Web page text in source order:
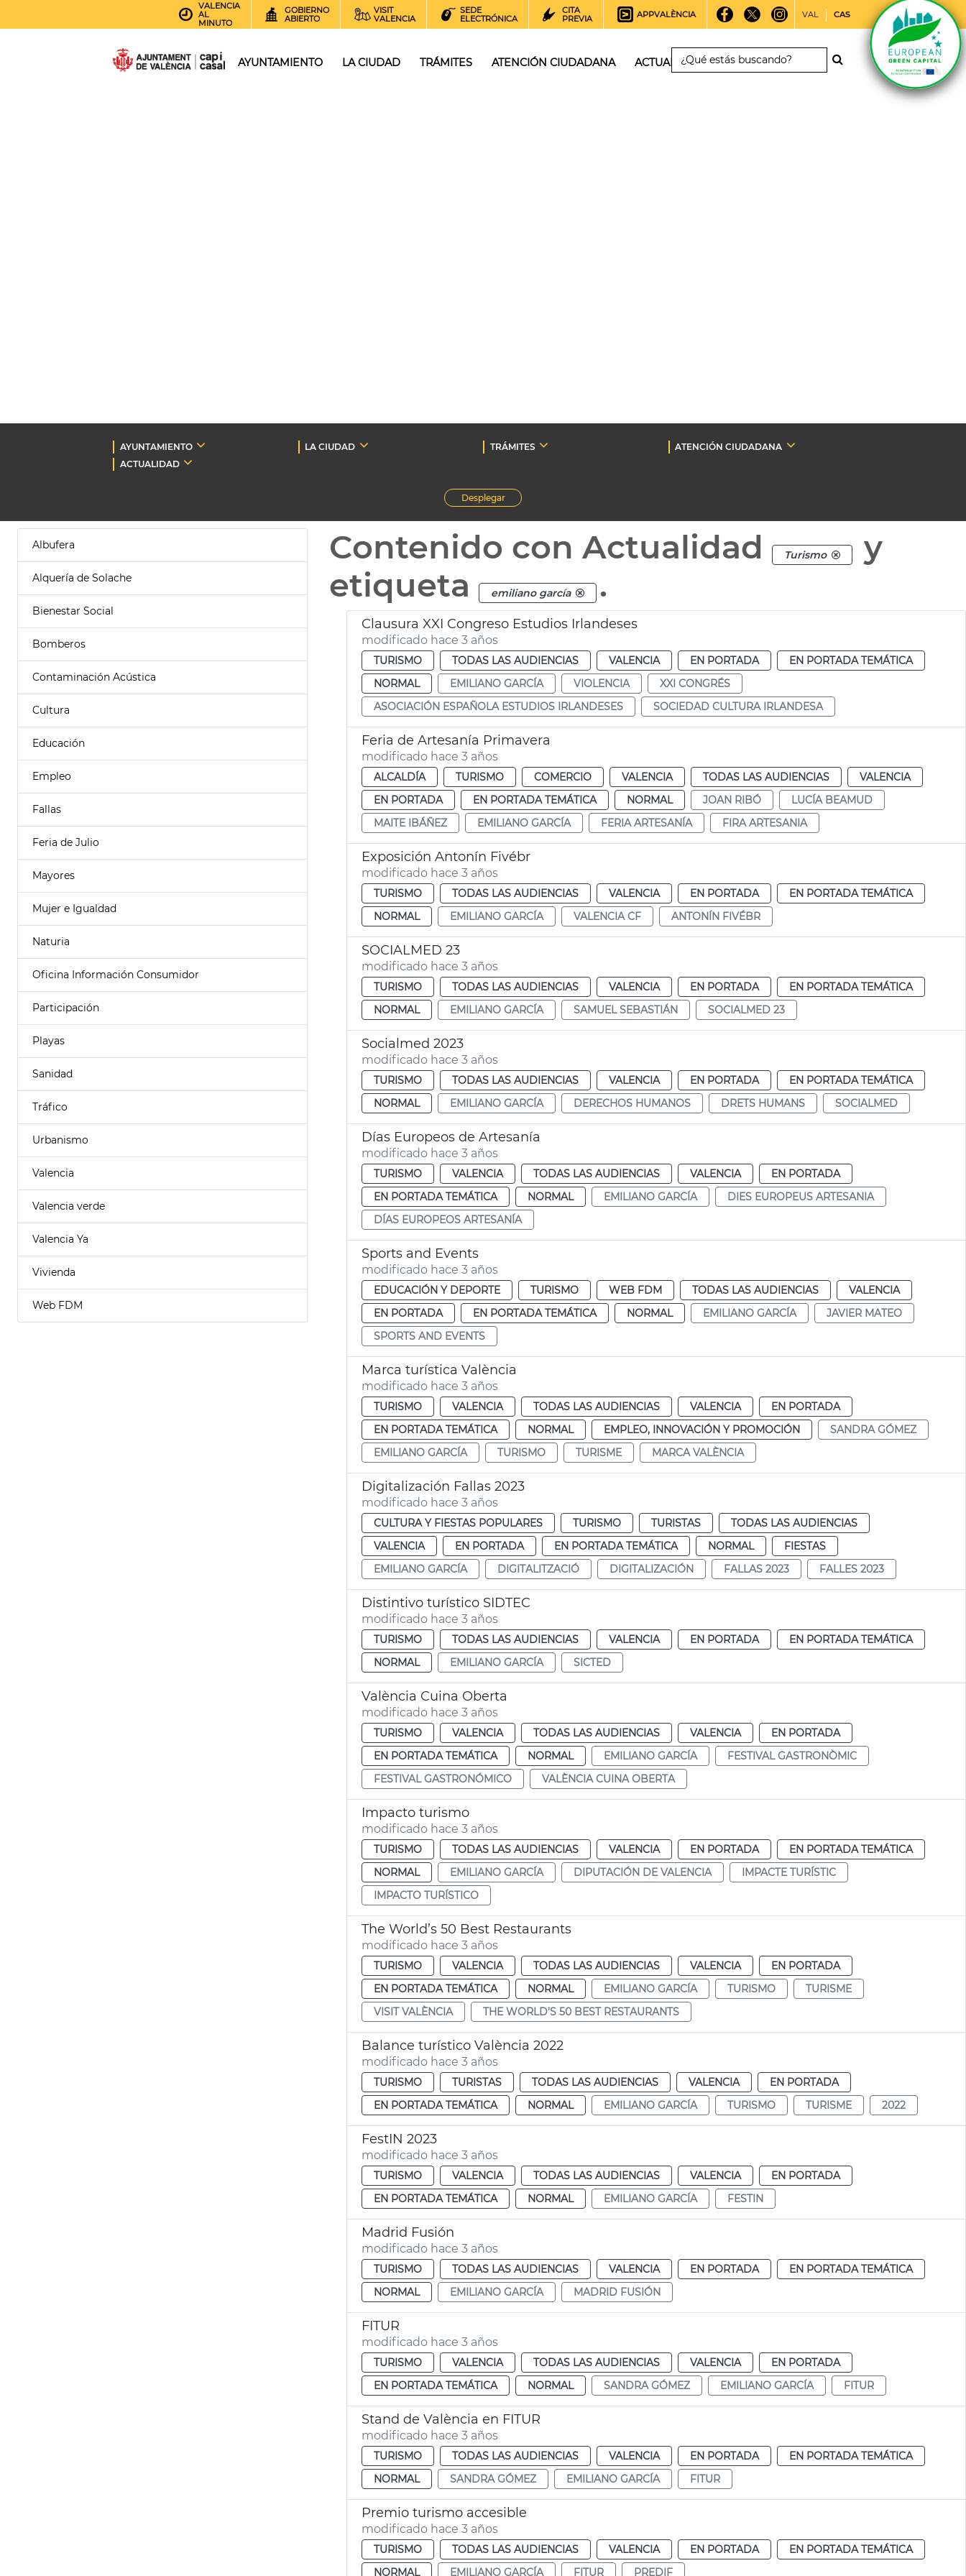
VALENCIA
AL
MINUTO
GOBIERNO
ABIERTO
VISIT
VALENCIA
SEDE
ELECTRÓNICA
CITA
PREVIA
APPVALÈNCIA VAL CAS
AYUNTAMIENTO LA CIUDAD TRÁMITES ATENCIÓN CIUDADANA ACTUALIDAD
AYUNTAMIENTO LA CIUDAD TRÁMITES
ATENCIÓN CIUDADANA
ACTUALIDAD
Desplegar
Albufera
Alquería de Solache
Bienestar Social
Bomberos
Contaminación Acústica
Cultura
Educación
Empleo
Fallas
Feria de Julio
Mayores
Mujer e Igualdad
Naturia
Oficina Información Consumidor
Participación
Playas
Sanidad
Tráfico
Urbanismo
Valencia
Valencia verde
Valencia Ya
Vivienda
Web FDM
Contenido con Actualidad Turismo
y
etiqueta
emiliano garcía .
Clausura XXI Congreso Estudios Irlandeses
modificado hace 3 años
TURISMO TODAS LAS AUDIENCIAS VALENCIA EN PORTADA
EN PORTADA TEMÁTICA
NORMAL
EMILIANO GARCÍA VIOLENCIA
XXI CONGRÉS
ASOCIACIÓN ESPAÑOLA ESTUDIOS IRLANDESES
SOCIEDAD CULTURA IRLANDESA
Feria de Artesanía Primavera
modificado hace 3 años
ALCALDÍA TURISMO COMERCIO VALENCIA TODAS LAS AUDIENCIAS
VALENCIA
EN PORTADA
EN PORTADA TEMÁTICA NORMAL JOAN RIBÓ
LUCÍA BEAMUD
MAITE IBÁÑEZ
EMILIANO GARCÍA FERIA ARTESANÍA FIRA ARTESANIA
Exposición Antonín Fivébr
modificado hace 3 años
TURISMO TODAS LAS AUDIENCIAS VALENCIA EN PORTADA
EN PORTADA TEMÁTICA
NORMAL
EMILIANO GARCÍA VALENCIA CF ANTONÍN FIVÉBR
SOCIALMED 23
modificado hace 3 años
TURISMO TODAS LAS AUDIENCIAS VALENCIA EN PORTADA
EN PORTADA TEMÁTICA
NORMAL
EMILIANO GARCÍA SAMUEL SEBASTIÁN SOCIALMED 23
Socialmed 2023
modificado hace 3 años
TURISMO TODAS LAS AUDIENCIAS VALENCIA EN PORTADA
EN PORTADA TEMÁTICA
NORMAL
EMILIANO GARCÍA DERECHOS HUMANOS DRETS HUMANS SOCIALMED
Días Europeos de Artesanía
modificado hace 3 años
TURISMO VALENCIA TODAS LAS AUDIENCIAS VALENCIA
EN PORTADA
EN PORTADA TEMÁTICA
NORMAL EMILIANO GARCÍA
DIES EUROPEUS ARTESANIA
DÍAS EUROPEOS ARTESANÍA
Sports and Events
modificado hace 3 años
EDUCACIÓN Y DEPORTE TURISMO WEB FDM TODAS LAS AUDIENCIAS
VALENCIA
EN PORTADA
EN PORTADA TEMÁTICA NORMAL EMILIANO GARCÍA
JAVIER MATEO
SPORTS AND EVENTS
Marca turística València
modificado hace 3 años
TURISMO VALENCIA TODAS LAS AUDIENCIAS VALENCIA
EN PORTADA
EN PORTADA TEMÁTICA
NORMAL EMPLEO, INNOVACIÓN Y PROMOCIÓN
SANDRA GÓMEZ
EMILIANO GARCÍA
TURISMO TURISME MARCA VALÈNCIA
Digitalización Fallas 2023
modificado hace 3 años
CULTURA Y FIESTAS POPULARES TURISMO TURISTAS
TODAS LAS AUDIENCIAS
VALENCIA
EN PORTADA EN PORTADA TEMÁTICA NORMAL
FIESTAS
EMILIANO GARCÍA
DIGITALITZACIÓ DIGITALIZACIÓN FALLAS 2023 FALLES 2023
Distintivo turístico SIDTEC
modificado hace 3 años
TURISMO TODAS LAS AUDIENCIAS VALENCIA EN PORTADA
EN PORTADA TEMÁTICA
NORMAL
EMILIANO GARCÍA SICTED
València Cuina Oberta
modificado hace 3 años
TURISMO VALENCIA TODAS LAS AUDIENCIAS VALENCIA
EN PORTADA
EN PORTADA TEMÁTICA
NORMAL EMILIANO GARCÍA
FESTIVAL GASTRONÒMIC
FESTIVAL GASTRONÓMICO
VALÈNCIA CUINA OBERTA
Impacto turismo
modificado hace 3 años
TURISMO TODAS LAS AUDIENCIAS VALENCIA EN PORTADA
EN PORTADA TEMÁTICA
NORMAL
EMILIANO GARCÍA DIPUTACIÓN DE VALENCIA
IMPACTE TURÍSTIC
IMPACTO TURÍSTICO
The World’s 50 Best Restaurants
modificado hace 3 años
TURISMO VALENCIA TODAS LAS AUDIENCIAS VALENCIA
EN PORTADA
EN PORTADA TEMÁTICA
NORMAL EMILIANO GARCÍA TURISMO
TURISME
VISIT VALÈNCIA
THE WORLD’S 50 BEST RESTAURANTS
Balance turístico València 2022
modificado hace 3 años
TURISMO TURISTAS TODAS LAS AUDIENCIAS VALENCIA
EN PORTADA
EN PORTADA TEMÁTICA
NORMAL EMILIANO GARCÍA TURISMO TURISME 2022
FestIN 2023
modificado hace 3 años
TURISMO VALENCIA TODAS LAS AUDIENCIAS VALENCIA
EN PORTADA
EN PORTADA TEMÁTICA
NORMAL EMILIANO GARCÍA FESTIN
Madrid Fusión
modificado hace 3 años
TURISMO TODAS LAS AUDIENCIAS VALENCIA EN PORTADA
EN PORTADA TEMÁTICA
NORMAL
EMILIANO GARCÍA MADRID FUSIÓN
FITUR
modificado hace 3 años
TURISMO VALENCIA TODAS LAS AUDIENCIAS VALENCIA
EN PORTADA
EN PORTADA TEMÁTICA
NORMAL SANDRA GÓMEZ EMILIANO GARCÍA FITUR
Stand de València en FITUR
modificado hace 3 años
TURISMO TODAS LAS AUDIENCIAS VALENCIA EN PORTADA
EN PORTADA TEMÁTICA
NORMAL
SANDRA GÓMEZ EMILIANO GARCÍA FITUR
Premio turismo accesible
modificado hace 3 años
TURISMO TODAS LAS AUDIENCIAS VALENCIA EN PORTADA
EN PORTADA TEMÁTICA
NORMAL
EMILIANO GARCÍA FITUR PREDIF